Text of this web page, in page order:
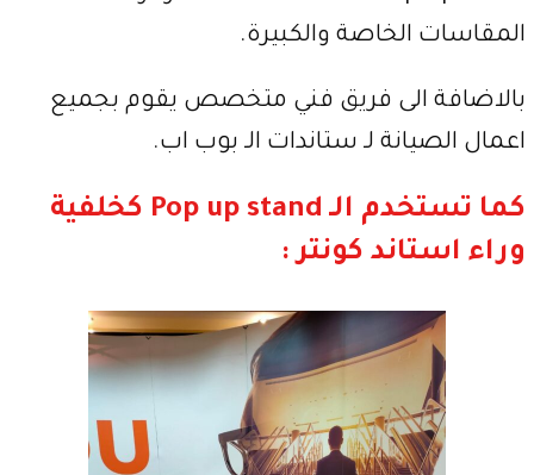
المقاسات الخاصة والكبيرة.
بالاضافة الى فريق فني متخصص يقوم بجميع
اعمال الصيانة لـ ستاندات الـ بوب اب.
كما تستخدم الـ Pop up stand​ كخلفية
وراء استاند كونتر :